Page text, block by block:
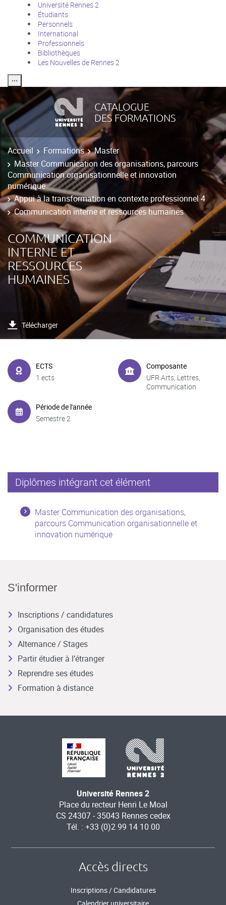
Université Rennes 2
Étudiants
Personnels
International
Professionnels
Bibliothèques
Les Nouvelles de Rennes 2
⸱⸱⸱
CATALOGUE
DES FORMATIONS
Accueil Formations
Master
Master Communication des organisations, parcours
Communication organisationnelle et innovation
numérique
Appui à la transformation en contexte professionnel 4
Communication interne et ressources humaines
COMMUNICATION
INTERNE ET
RESSOURCES
HUMAINES
Télécharger
ECTS
1 ects
Composante
UFR Arts, Lettres,
Communication
Période de l'année
Semestre 2
Diplômes intégrant cet élément
Master Communication des organisations,
parcours Communication organisationnelle et
innovation numérique
S'informer
Inscriptions / candidatures
Organisation des études
Alternance / Stages
Partir étudier à l’étranger
Reprendre ses études
Formation à distance
Université Rennes 2
Place du recteur Henri Le Moal
CS 24307 - 35043 Rennes cedex
Tél. : +33 (0)2 99 14 10 00
Accès directs
Inscriptions / Candidatures